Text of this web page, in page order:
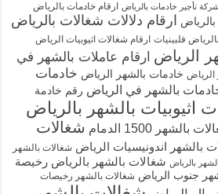
تأجير خادمات بالرياض
ارقام خادمات بالرياض
ارقام دلالات شغالات بالرياض
فلبينيات ارقام شغالات اثيوبيات الرياض
الرياض ارقام عاملات بالشهر في
الرياض خادمات بالشهر الرياض خادمات
بالشهر في الرياض رقم خادمة
اثيوبيات بالشهر بالرياض
بالشهر 1500 الدمام
شغالات
بالشهر اندونيسيات الرياض شغالات بالشهر
بالرياض شغالات بالشهر بالرياض رخيصة
جنوب الرياض شغالات بالشهر رخيصات